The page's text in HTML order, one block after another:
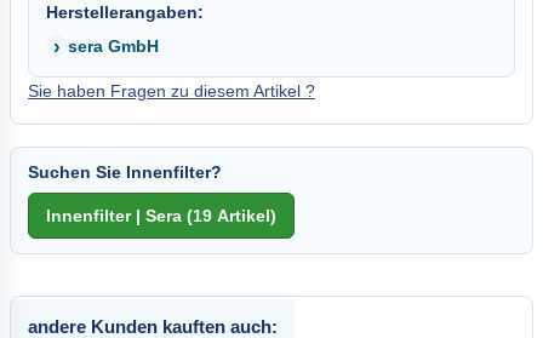
Herstellerangaben:
sera GmbH
Sie haben Fragen zu diesem Artikel ?
Suchen Sie Innenfilter?
andere Kunden kauften auch: